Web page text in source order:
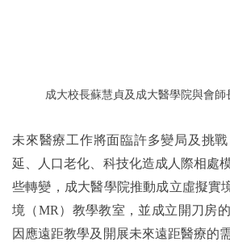
成大校長蘇慧貞及成大醫學院與會
未來醫療工作將面臨許多變局及挑
延、人口老化、科技化造成人際相處
些轉變，成大醫學院推動成立虛擬實
境（MR）教學教室，並成立開刀房
因應遠距教學及開展未來遠距醫療的